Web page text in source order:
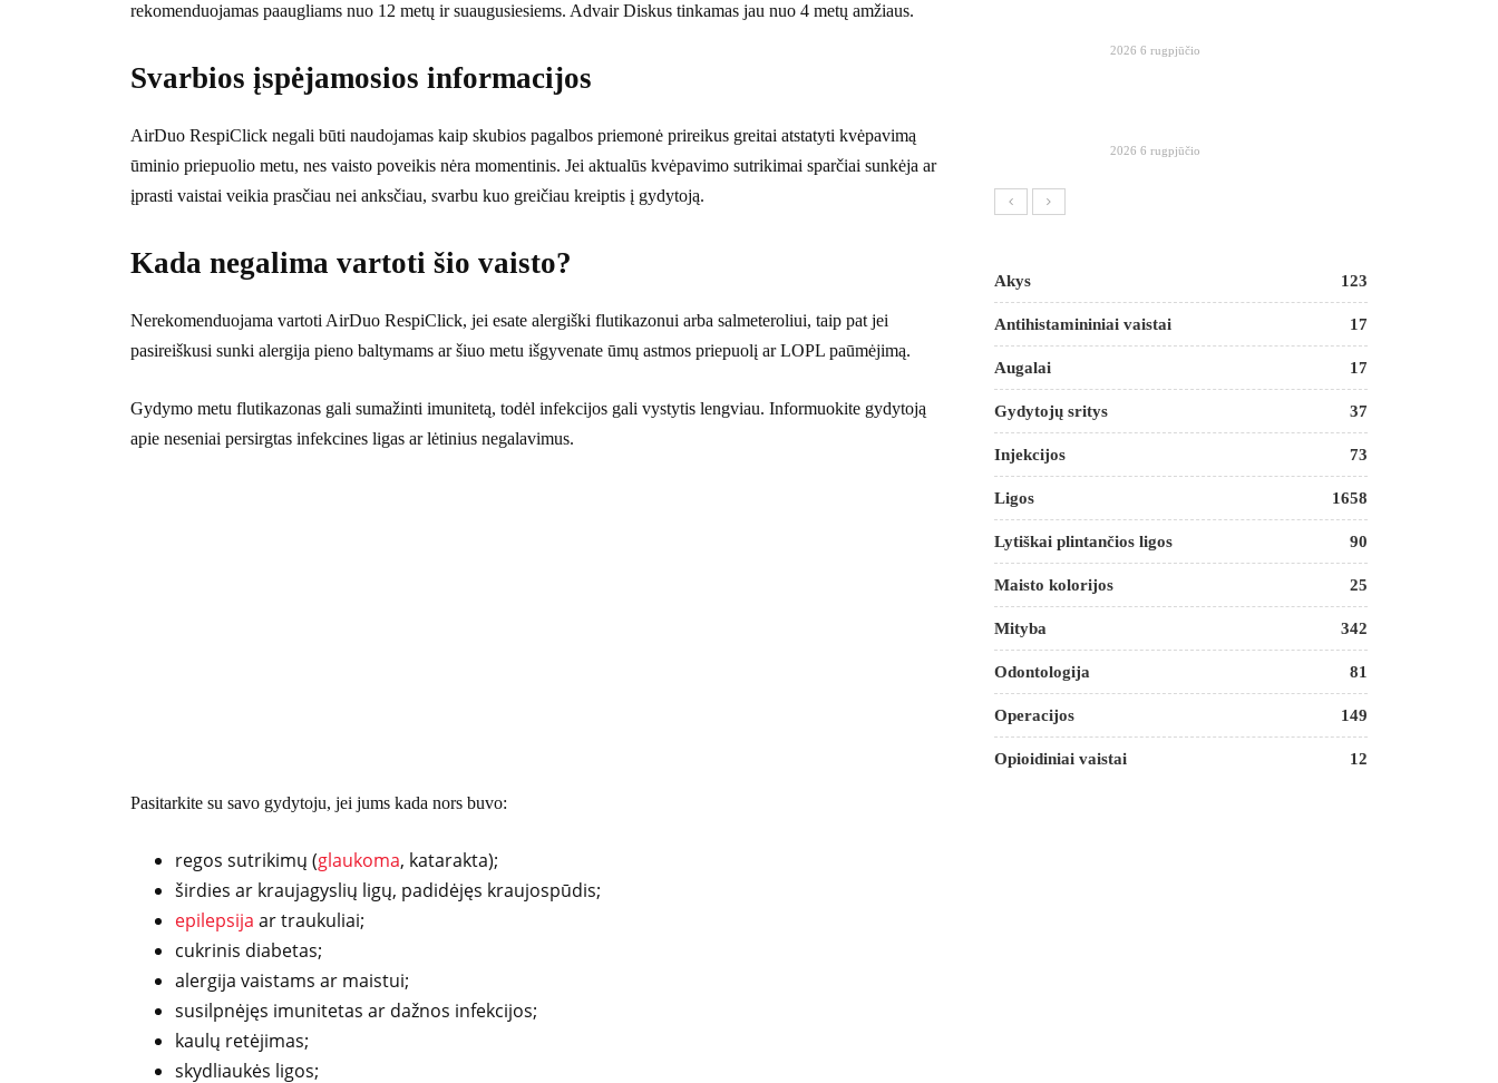
rekomenduojamas paaugliams nuo 12 metų ir suaugusiesiems. Advair Diskus tinkamas jau nuo 4 metų amžiaus.
Svarbios įspėjamosios informacijos
AirDuo RespiClick negali būti naudojamas kaip skubios pagalbos priemonė prireikus greitai atstatyti kvėpavimą
ūminio priepuolio metu, nes vaisto poveikis nėra momentinis. Jei aktualūs kvėpavimo sutrikimai sparčiai sunkėja ar
įprasti vaistai veikia prasčiau nei anksčiau, svarbu kuo greičiau kreiptis į gydytoją.
Kada negalima vartoti šio vaisto?
Nerekomenduojama vartoti AirDuo RespiClick, jei esate alergiški flutikazonui arba salmeteroliui, taip pat jei
pasireiškusi sunki alergija pieno baltymams ar šiuo metu išgyvenate ūmų astmos priepuolį ar LOPL paūmėjimą.
Gydymo metu flutikazonas gali sumažinti imunitetą, todėl infekcijos gali vystytis lengviau. Informuokite gydytoją
apie neseniai persirgtas infekcines ligas ar lėtinius negalavimus.
Pasitarkite su savo gydytoju, jei jums kada nors buvo:
regos sutrikimų (glaukoma, katarakta);
širdies ar kraujagyslių ligų, padidėjęs kraujospūdis;
epilepsija ar traukuliai;
cukrinis diabetas;
alergija vaistams ar maistui;
susilpnėjęs imunitetas ar dažnos infekcijos;
kaulų retėjimas;
skydliaukės ligos;
2026 6 rugpjūčio
2026 6 rugpjūčio
Akys 123
Antihistamininiai vaistai 17
Augalai 17
Gydytojų sritys 37
Injekcijos 73
Ligos 1658
Lytiškai plintančios ligos 90
Maisto kolorijos 25
Mityba 342
Odontologija 81
Operacijos 149
Opioidiniai vaistai 12